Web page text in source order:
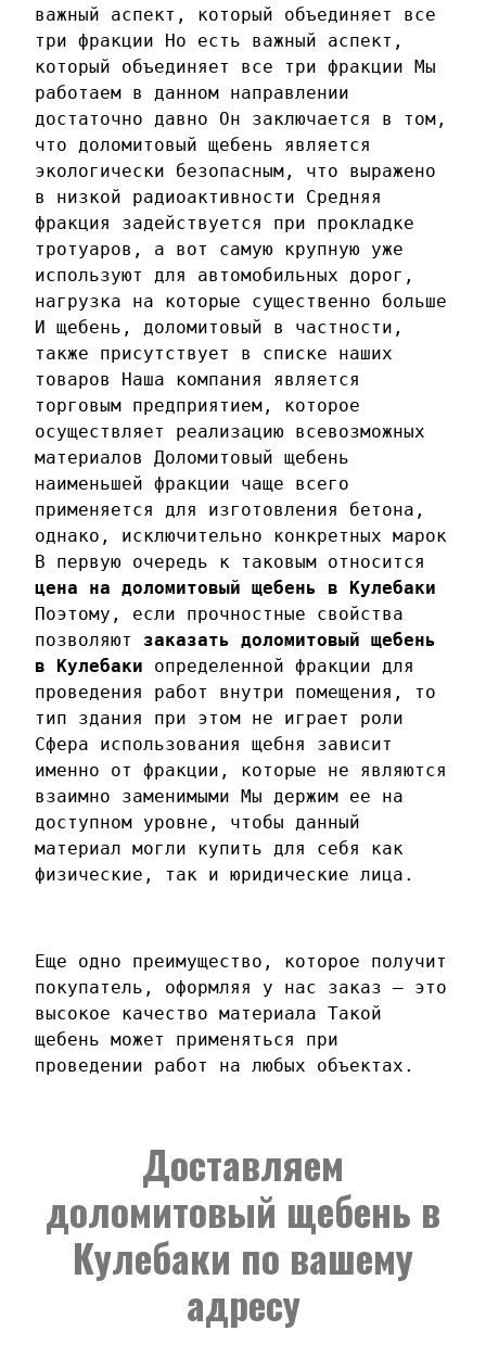
важный аспект, который объединяет все
три фракции Но есть важный аспект,
который объединяет все три фракции Мы
работаем в данном направлении
достаточно давно Он заключается в том,
что доломитовый щебень является
экологически безопасным, что выражено
в низкой радиоактивности Средняя
фракция задействуется при прокладке
тротуаров, а вот самую крупную уже
используют для автомобильных дорог,
нагрузка на которые существенно больше
И щебень, доломитовый в частности,
также присутствует в списке наших
товаров Наша компания является
торговым предприятием, которое
осуществляет реализацию всевозможных
материалов Доломитовый щебень
наименьшей фракции чаще всего
применяется для изготовления бетона,
однако, исключительно конкретных марок
В первую очередь к таковым относится
цена на доломитовый щебень в Кулебаки
Поэтому, если прочностные свойства
позволяют заказать доломитовый щебень
в Кулебаки определенной фракции для
проведения работ внутри помещения, то
тип здания при этом не играет роли
Сфера использования щебня зависит
именно от фракции, которые не являются
взаимно заменимыми Мы держим ее на
доступном уровне, чтобы данный
материал могли купить для себя как
физические, так и юридические лица.
Еще одно преимущество, которое получит
покупатель, оформляя у нас заказ – это
высокое качество материала Такой
щебень может применяться при
проведении работ на любых объектах.
Доставляем
доломитовый щебень в
Кулебаки по вашему
адресу